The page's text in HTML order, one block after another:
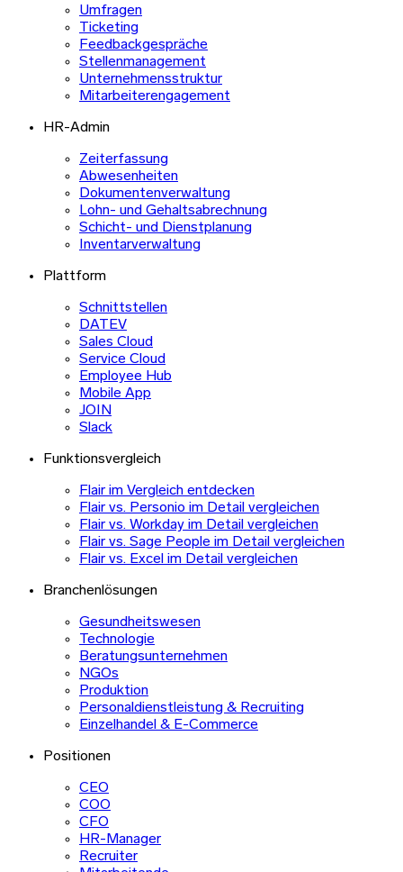
Umfragen
Ticketing
Feedbackgespräche
Stellenmanagement
Unternehmensstruktur
Mitarbeiterengagement
HR-Admin
Zeiterfassung
Abwesenheiten
Dokumentenverwaltung
Lohn- und Gehaltsabrechnung
Schicht- und Dienstplanung
Inventarverwaltung
Plattform
Schnittstellen
DATEV
Sales Cloud
Service Cloud
Employee Hub
Mobile App
JOIN
Slack
Funktionsvergleich
Flair im Vergleich entdecken
Flair vs. Personio im Detail vergleichen
Flair vs. Workday im Detail vergleichen
Flair vs. Sage People im Detail vergleichen
Flair vs. Excel im Detail vergleichen
Branchenlösungen
Gesundheitswesen
Technologie
Beratungsunternehmen
NGOs
Produktion
Personaldienstleistung & Recruiting
Einzelhandel & E-Commerce
Positionen
CEO
COO
CFO
HR-Manager
Recruiter